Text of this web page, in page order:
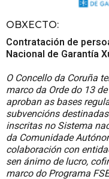
OBXECTO:
Contratación de
Nacional de Garantía
O Concello da Coruña
marco da Orde do 13
aproban as bases
subvencións
inscritas no Sistema
da Comunidade
colaboración con
sen ánimo de lucro,
marco do Programa